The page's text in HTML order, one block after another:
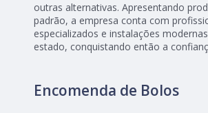
outras alternativas. Apresentando
padrão, a empresa conta com
especializados e instalações
estado, conquistando então a
Encomenda de Bolos